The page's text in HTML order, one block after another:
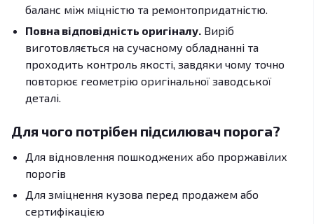
баланс між міцністю та ремонтопридатністю.
Повна відповідність оригіналу. Виріб
виготовляється на сучасному обладнанні та
проходить контроль якості, завдяки чому точно
повторює геометрію оригінальної заводської
деталі.
Для чого потрібен підсилювач порога?
Для відновлення пошкоджених або проржавілих
порогів
Для зміцнення кузова перед продажем або
сертифікацією